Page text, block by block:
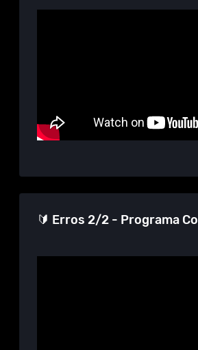
🔰 Erros 2/2 - Programa